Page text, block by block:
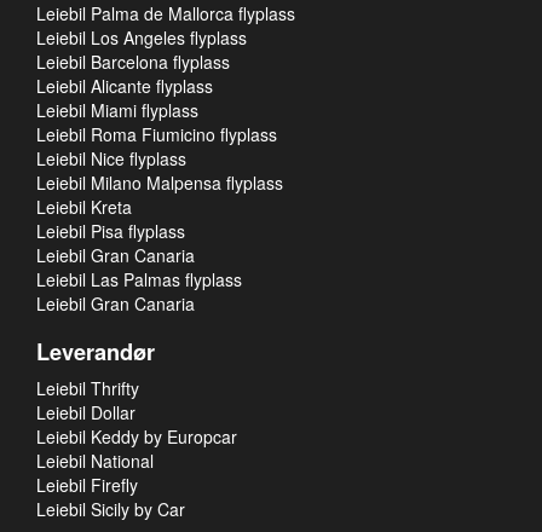
Leiebil Palma de Mallorca flyplass
Leiebil Los Angeles flyplass
Leiebil Barcelona flyplass
Leiebil Alicante flyplass
Leiebil Miami flyplass
Leiebil Roma Fiumicino flyplass
Leiebil Nice flyplass
Leiebil Milano Malpensa flyplass
Leiebil Kreta
Leiebil Pisa flyplass
Leiebil Gran Canaria
Leiebil Las Palmas flyplass
Leiebil Gran Canaria
Leverandør
Leiebil Thrifty
Leiebil Dollar
Leiebil Keddy by Europcar
Leiebil National
Leiebil Firefly
Leiebil Sicily by Car